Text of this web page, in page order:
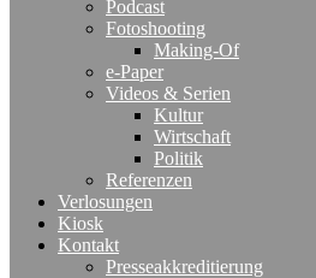
Podcast
Fotoshooting
Making-Of
e-Paper
Videos & Serien
Kultur
Wirtschaft
Politik
Referenzen
Verlosungen
Kiosk
Kontakt
Presseakkreditierung